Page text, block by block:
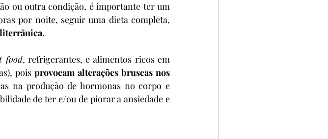
ou outra condição, é importante ter um
por noite, seguir uma dieta completa,
.
food, refrigerantes, e alimentos ricos em
pois provocam alterações bruscas nos
na produção de hormonas no corpo e
de ter e/ou de piorar a ansiedade e